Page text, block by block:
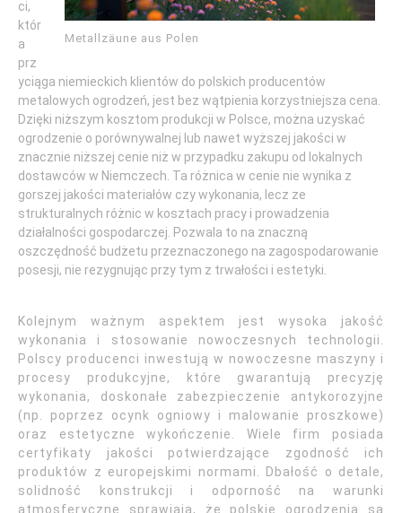
Metallzäune aus Polen
ci,
któr
a
prz
yciąga niemieckich klientów do polskich producentów
metalowych ogrodzeń, jest bez wątpienia korzystniejsza cena.
Dzięki niższym kosztom produkcji w Polsce, można uzyskać
ogrodzenie o porównywalnej lub nawet wyższej jakości w
znacznie niższej cenie niż w przypadku zakupu od lokalnych
dostawców w Niemczech. Ta różnica w cenie nie wynika z
gorszej jakości materiałów czy wykonania, lecz ze
strukturalnych różnic w kosztach pracy i prowadzenia
działalności gospodarczej. Pozwala to na znaczną
oszczędność budżetu przeznaczonego na zagospodarowanie
posesji, nie rezygnując przy tym z trwałości i estetyki.
Kolejnym ważnym aspektem jest wysoka jakość
wykonania i stosowanie nowoczesnych technologii.
Polscy producenci inwestują w nowoczesne maszyny i
procesy produkcyjne, które gwarantują precyzję
wykonania, doskonałe zabezpieczenie antykorozyjne
(np. poprzez ocynk ogniowy i malowanie proszkowe)
oraz estetyczne wykończenie. Wiele firm posiada
certyfikaty jakości potwierdzające zgodność ich
produktów z europejskimi normami. Dbałość o detale,
solidność konstrukcji i odporność na warunki
atmosferyczne sprawiają, że polskie ogrodzenia są